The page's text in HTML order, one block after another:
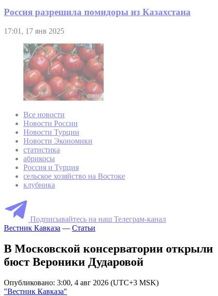
Россия разрешила помидоры из Казахстана
17:01, 17 янв 2025
Все новости
Новости России
Новости Турции
Новости Экономики
статистика
абрикосы
Россия и Турция
сельское хозяйство на Востоке
клубника
Подписывайтесь на наш Телеграм-канал
Вестник Кавказа — Статьи
В Московской консерватории открыли
бюст Вероники Дударовой
Опубликовано: 3:00, 4 авг 2026 (UTC+3 MSK)
"Вестник Кавказа"